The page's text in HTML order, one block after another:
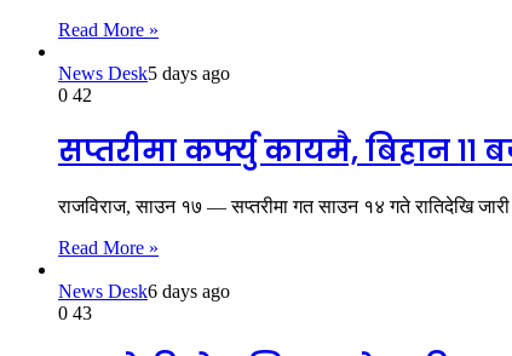
Read More »
News Desk5 days ago
0 42
सप्तरीमा कर्फ्यु कायमै, बिहान
राजविराज, साउन १७ — सप्तरीमा गत साउन १४ गते रातिदेखि
Read More »
News Desk6 days ago
0 43